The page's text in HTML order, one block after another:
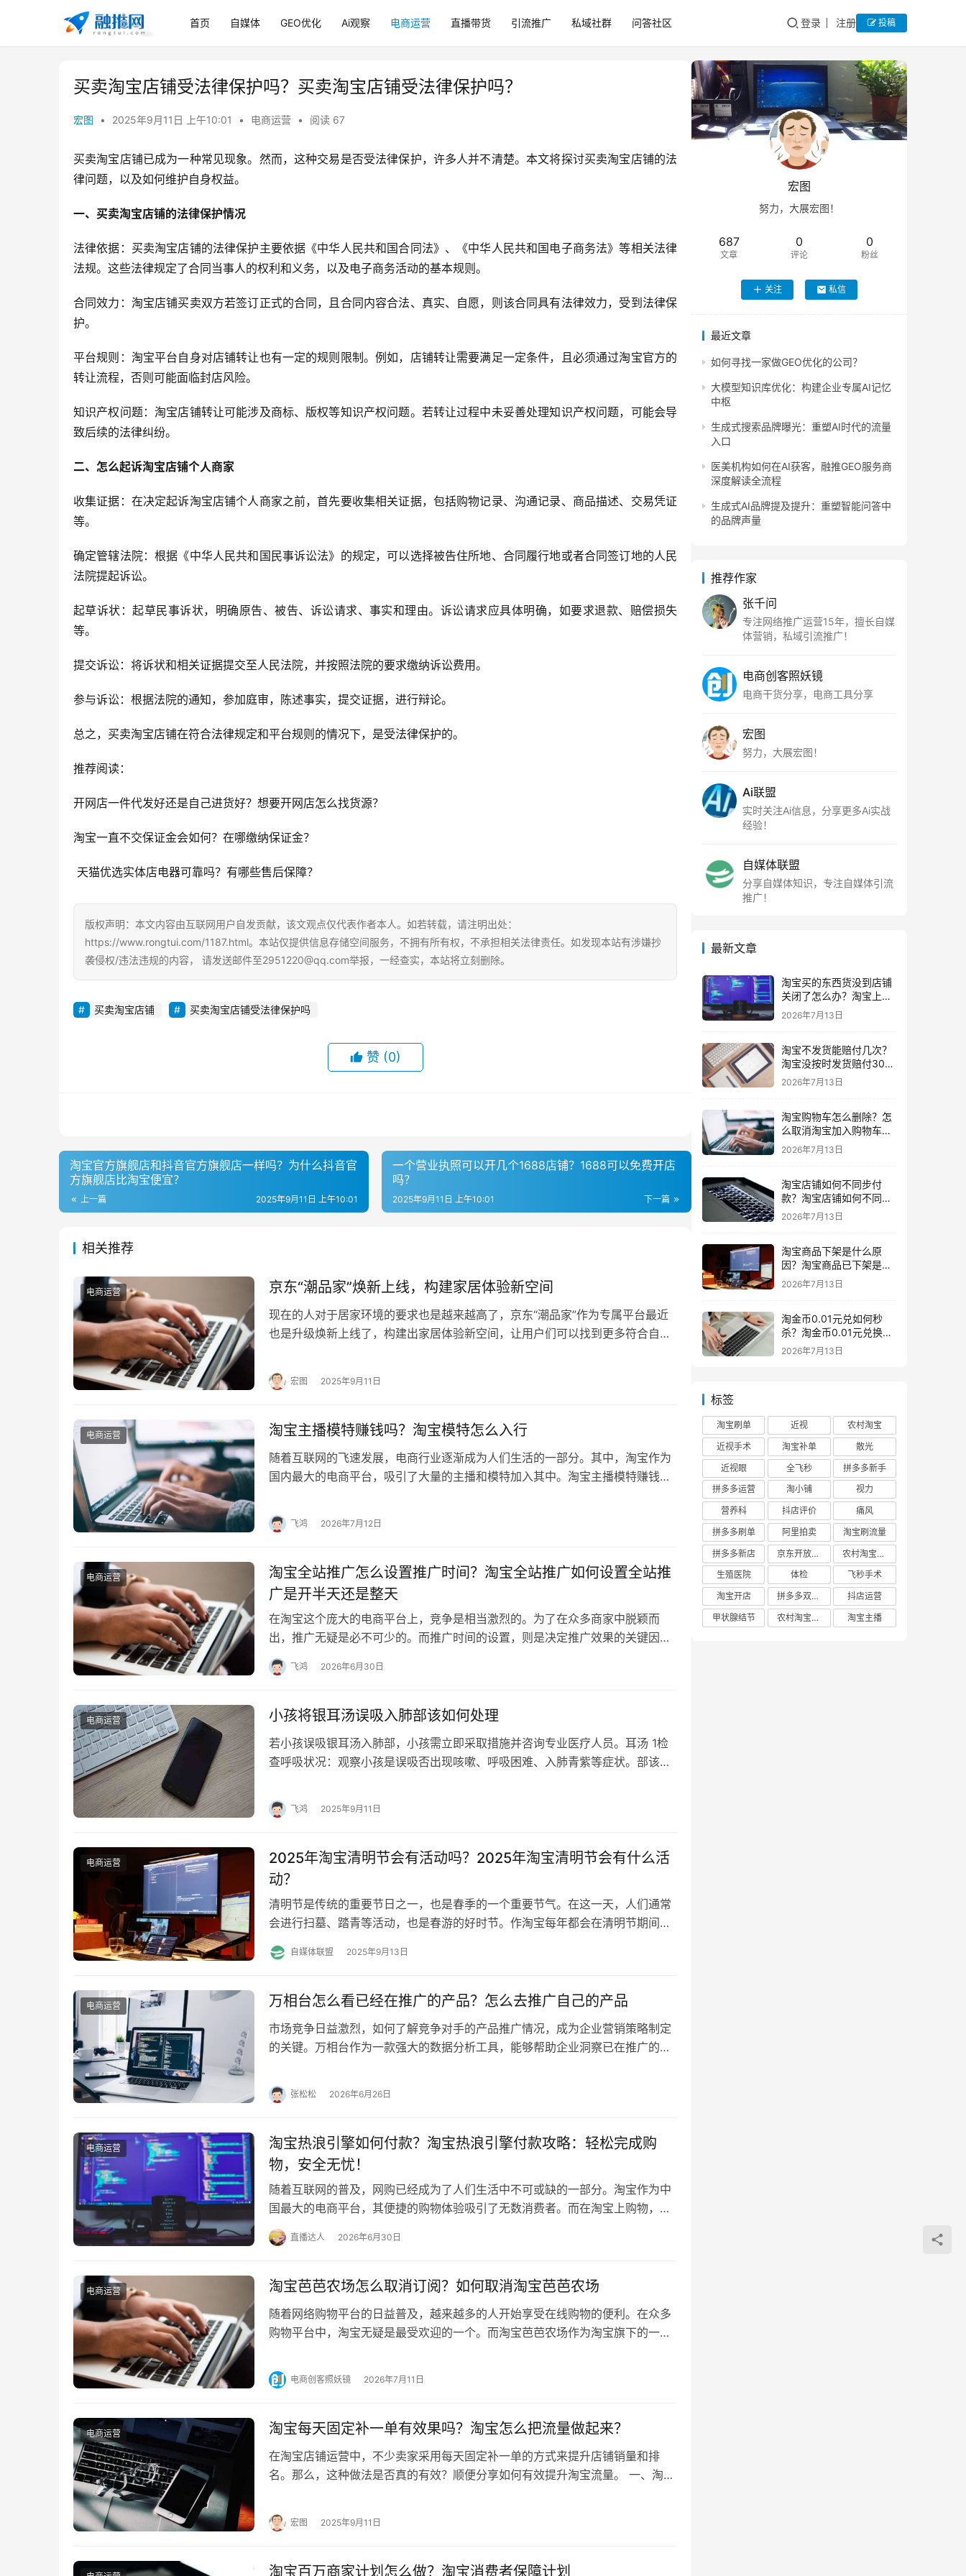
首页 自媒体 GEO优化 Ai观察 电商运营 直播带货 引流推广 私域社群 问答社区 登录 注册 投稿
买卖淘宝店铺受法律保护吗？买卖淘宝店铺受法律保护吗？
宏图 • 2025年9月11日 上午10:01 • 电商运营 • 阅读 67
买卖淘宝店铺已成为一种常见现象。然而，这种交易是否受法律保护，许多人并不清楚。本文将探讨买卖淘宝店铺的法
律问题，以及如何维护自身权益。
一、买卖淘宝店铺的法律保护情况
法律依据：买卖淘宝店铺的法律保护主要依据《中华人民共和国合同法》、《中华人民共和国电子商务法》等相关法律
法规。这些法律规定了合同当事人的权利和义务，以及电子商务活动的基本规则。
合同效力：淘宝店铺买卖双方若签订正式的合同，且合同内容合法、真实、自愿，则该合同具有法律效力，受到法律保
护。
平台规则：淘宝平台自身对店铺转让也有一定的规则限制。例如，店铺转让需要满足一定条件，且必须通过淘宝官方的
转让流程，否则可能面临封店风险。
知识产权问题：淘宝店铺转让可能涉及商标、版权等知识产权问题。若转让过程中未妥善处理知识产权问题，可能会导
致后续的法律纠纷。
二、怎么起诉淘宝店铺个人商家
收集证据：在决定起诉淘宝店铺个人商家之前，首先要收集相关证据，包括购物记录、沟通记录、商品描述、交易凭证
等。
确定管辖法院：根据《中华人民共和国民事诉讼法》的规定，可以选择被告住所地、合同履行地或者合同签订地的人民
法院提起诉讼。
起草诉状：起草民事诉状，明确原告、被告、诉讼请求、事实和理由。诉讼请求应具体明确，如要求退款、赔偿损失
等。
提交诉讼：将诉状和相关证据提交至人民法院，并按照法院的要求缴纳诉讼费用。
参与诉讼：根据法院的通知，参加庭审，陈述事实，提交证据，进行辩论。
总之，买卖淘宝店铺在符合法律规定和平台规则的情况下，是受法律保护的。
推荐阅读：
开网店一件代发好还是自己进货好？想要开网店怎么找货源？
淘宝一直不交保证金会如何？在哪缴纳保证金？
天猫优选实体店电器可靠吗？有哪些售后保障？
版权声明：本文内容由互联网用户自发贡献，该文观点仅代表作者本人。如若转载，请注明出处：
https://www.rongtui.com/1187.html。本站仅提供信息存储空间服务，不拥有所有权，不承担相关法律责任。如发现本站有涉嫌抄
袭侵权/违法违规的内容， 请发送邮件至2951220@qq.com举报，一经查实，本站将立刻删除。
买卖淘宝店铺 买卖淘宝店铺受法律保护吗
赞 (0)
淘宝官方旗舰店和抖音官方旗舰店一样吗？为什么抖音官
方旗舰店比淘宝便宜？
上一篇 2025年9月11日 上午10:01
一个营业执照可以开几个1688店铺？1688可以免费开店
吗？
下一篇
2025年9月11日 上午10:01
相关推荐
电商运营 京东“潮品家”焕新上线，构建家居体验新空间
现在的人对于居家环境的要求也是越来越高了，京东“潮品家”作为专属平台最近
也是升级焕新上线了，构建出家居体验新空间，让用户们可以找到更多符合自己
宏图 2025年9月11日
电商运营 淘宝主播模特赚钱吗？淘宝模特怎么入行
随着互联网的飞速发展，电商行业逐渐成为人们生活的一部分。其中，淘宝作为
国内最大的电商平台，吸引了大量的主播和模特加入其中。淘宝主播模特赚钱
飞鸿 2026年7月12日
电商运营
淘宝全站推广怎么设置推广时间？淘宝全站推广如何设置全站推
广是开半天还是整天
在淘宝这个庞大的电商平台上，竞争是相当激烈的。为了在众多商家中脱颖而
出，推广无疑是必不可少的。而推广时间的设置，则是决定推广效果的关键因素
之一。今天，就让我来给大家详细讲解一下如何…
飞鸿 2026年6月30日
电商运营 小孩将银耳汤误吸入肺部该如何处理
若小孩误吸银耳汤入肺部，小孩需立即采取措施并咨询专业医疗人员。耳汤 1检
查呼吸状况：观察小孩是误吸否出现咳嗽、呼吸困难、入肺青紫等症状。部该如
飞鸿 2025年9月11日
电商运营
2025年淘宝清明节会有活动吗？2025年淘宝清明节会有什么活
动？
清明节是传统的重要节日之一，也是春季的一个重要节气。在这一天，人们通常
会进行扫墓、踏青等活动，也是春游的好时节。作淘宝每年都会在清明节期间推
出一系列促销活动，吸引消费者购物。202…
自媒体联盟 2025年9月13日
电商运营 万相台怎么看已经在推广的产品？怎么去推广自己的产品
市场竞争日益激烈，如何了解竞争对手的产品推广情况，成为企业营销策略制定
的关键。万相台作为一款强大的数据分析工具，能够帮助企业洞察已在推广的产
张松松 2026年6月26日
电商运营
淘宝热浪引擎如何付款？淘宝热浪引擎付款攻略：轻松完成购
物，安全无忧！
随着互联网的普及，网购已经成为了人们生活中不可或缺的一部分。淘宝作为中
国最大的电商平台，其便捷的购物体验吸引了无数消费者。而在淘宝上购物，付
款环节无疑是最关键的一环。今天，就让我来…
直播达人 2026年6月30日
电商运营 淘宝芭芭农场怎么取消订阅？如何取消淘宝芭芭农场
随着网络购物平台的日益普及，越来越多的人开始享受在线购物的便利。在众多
购物平台中，淘宝无疑是最受欢迎的一个。而淘宝芭芭农场作为淘宝旗下的一个
电商创客照妖镜 2026年7月11日
电商运营 淘宝每天固定补一单有效果吗？淘宝怎么把流量做起来？
在淘宝店铺运营中，不少卖家采用每天固定补一单的方式来提升店铺销量和排
名。那么，这种做法是否真的有效？顺便分享如何有效提升淘宝流量。 一、淘宝
宏图 2025年9月11日
淘宝百万商家计划怎么做？淘宝消费者保障计划
宏图
努力，大展宏图！
687
文章
0
评论
0
粉丝
关注 私信
最近文章
如何寻找一家做GEO优化的公司？
大模型知识库优化：构建企业专属AI记忆
中枢
生成式搜索品牌曝光：重塑AI时代的流量
入口
医美机构如何在AI获客，融推GEO服务商
深度解读全流程
生成式AI品牌提及提升：重塑智能问答中
的品牌声量
推荐作家
张千问
专注网络推广运营15年，擅长自媒
体营销，私域引流推广！
电商创客照妖镜
电商干货分享，电商工具分享
宏图
努力，大展宏图！
Ai联盟
实时关注Ai信息，分享更多Ai实战
经验！
自媒体联盟
分享自媒体知识，专注自媒体引流
推广！
最新文章
淘宝买的东西货没到店铺
关闭了怎么办？淘宝上买
东西货没收到店铺关闭了
我可以申请退款吗
2026年7月13日
淘宝不发货能赔付几次？
淘宝没按时发货赔付30%
还会发货吗要赔付几次
2026年7月13日
淘宝购物车怎么删除？怎
么取消淘宝加入购物车的
东西
2026年7月13日
淘宝店铺如何不同步付
款？淘宝店铺如何不同步
闲鱼
2026年7月13日
淘宝商品下架是什么原
因？淘宝商品已下架是什
么意思一般下架是为什么
2026年7月13日
淘金币0.01元兑如何秒
杀？淘金币0.01元兑换在
哪如何兑换
2026年7月13日
标签
淘宝刷单 近视
农村淘宝
近视手术
淘宝补单
散光
近视眼
全飞秒
拼多多新手
拼多多运营
淘小铺
视力
营养科
抖店评价
痛风
拼多多刷单
阿里拍卖
淘宝刷流量
拼多多新店
京东开放平台
农村淘宝快递
生殖医院
体检
飞秒手术
淘宝开店
拼多多双十二
抖店运营
甲状腺结节
农村淘宝店铺 淘宝主播